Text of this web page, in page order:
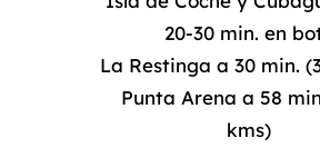
20-30 min. en
La Restinga a 30 min.
Punta Arena a 58
kms)